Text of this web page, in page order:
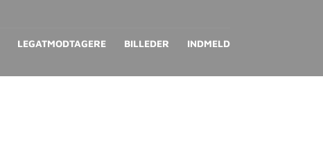
LEGATMODTAGERE BILLEDER INDMELD